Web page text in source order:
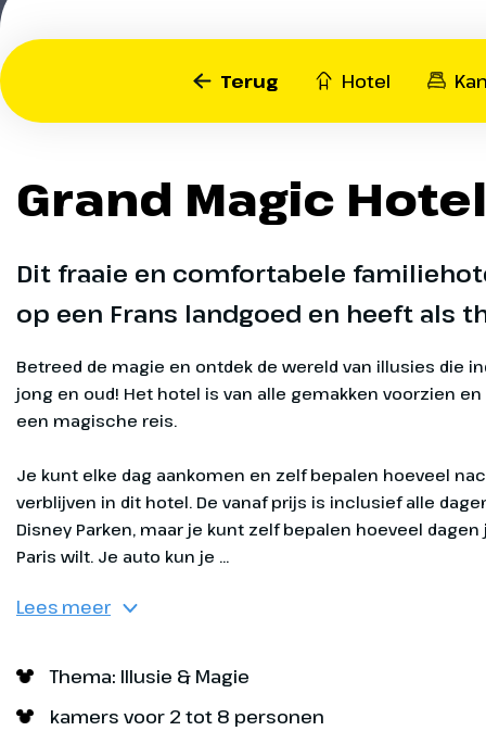
Terug Hotel
Grand Magic
Dit fraaie en comfortabele
op een Frans landgoed en heeft als
Betreed de magie en ontdek de wereld van illusies die
jong en oud! Het hotel is van alle gemakken voorzien
een magische reis.
Je kunt elke dag aankomen en zelf bepalen hoeveel nachten je wil verblijven in dit hotel. De vanaf prijs is inclusief alle dagen toegang tot de Disney Parken, maar je kunt zelf bepalen hoeveel dagen je
Lees meer
Thema: Illusie & Magie
kamers voor 2 tot 8 personen
In dit land van het
voel je de Force sterker
Lanceer jezelf naar de
van het heelal in Star
een intergalactisch
Star Tours. Toy Story fans
laserblaster Zurg te lijf in
Lightyear Laser Blast.
Zoek je favoriete
Worlds of Pixar in
Duik in de kleurrijke
Pixar en geniet van
restaurants en Figuren
verhalen van Ratatouille,
voorbij!
Disneyland Paris - Disney